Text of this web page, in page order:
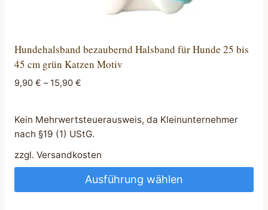
Hundehalsband bezaubernd Halsband für Hunde 25 bis
45 cm grün Katzen Motiv
9,90 € –15,90 €
Kein Mehrwertsteuerausweis, da Kleinunternehmer
nach §19 (1) UStG.
zzgl. Versandkosten
Ausführung wählen